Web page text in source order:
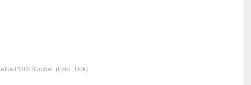
PDDI Sumbar. (Foto : Dok)